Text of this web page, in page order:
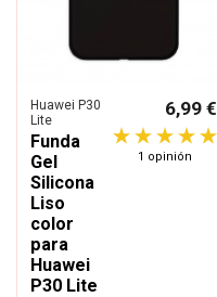
Huawei P30
Lite
Funda
Gel
Silicona
Liso
color
para
Huawei
P30 Lite
6,99 €
1 opinión